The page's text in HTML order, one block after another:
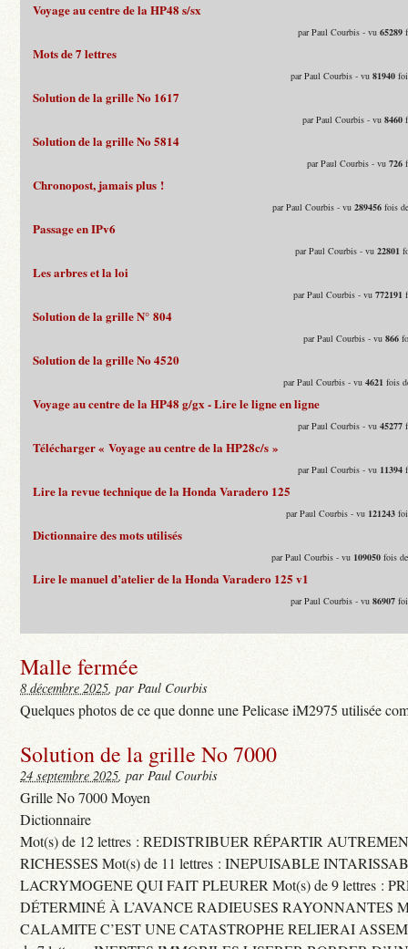
Voyage au centre de la HP48 s/sx
par Paul Courbis - vu65289
Mots de 7 lettres
par Paul Courbis - vu81940
Solution de la grille No 1617
par Paul Courbis - vu8460
Solution de la grille No 5814
par Paul Courbis - vu726
Chronopost, jamais plus !
par Paul Courbis - vu289456 fois
Passage en IPv6
par Paul Courbis - vu22801
Les arbres et la loi
par Paul Courbis - vu772191
Solution de la grille N° 804
par Paul Courbis - vu866
Solution de la grille No 4520
par Paul Courbis - vu4621 fois
Voyage au centre de la HP48 g/gx - Lire le ligne en ligne
par Paul Courbis - vu45277
Télécharger « Voyage au centre de la HP28c/s »
par Paul Courbis - vu 11394
Lire la revue technique de la Honda Varadero 125
par Paul Courbis - vu 121243
Dictionnaire des mots utilisés
par Paul Courbis - vu 109050 fois
Lire le manuel d’atelier de la Honda Varadero 125 v1
par Paul Courbis - vu86907
Malle fermée
8 décembre 2025, par Paul Courbis
Quelques photos de ce que donne une Pelicase iM2975 utilisée
Solution de la grille No 7000
24 septembre 2025, par Paul Courbis
Grille No 7000 Moyen
Dictionnaire
Mot(s) de 12 lettres : REDISTRIBUER RÉPARTIR
RICHESSES Mot(s) de 11 lettres : INEPUISABLE
LACRYMOGENE QUI FAIT PLEURER Mot(s) de 9 lettres :
DÉTERMINÉ À L’AVANCE RADIEUSES RAYONNANTES
CALAMITE C’EST UNE CATASTROPHE RELIERAI